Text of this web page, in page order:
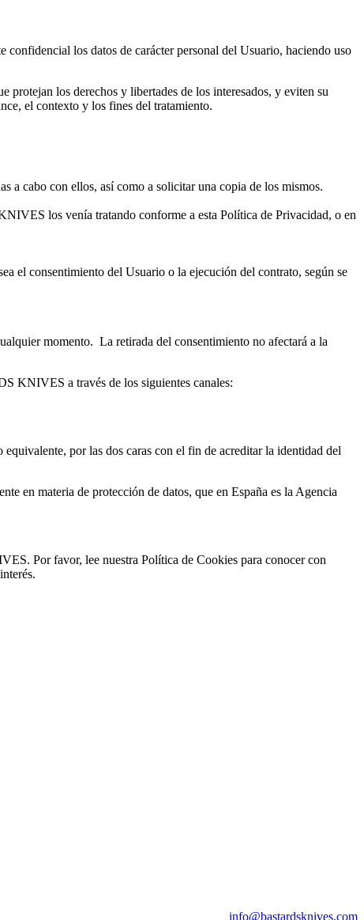
confidencial los datos de carácter personal del Usuario, haciendo uso
protejan los derechos y libertades de los interesados, y eviten su
el contexto y los fines del tratamiento.
a cabo con ellos, así como a solicitar una copia de los mismos.
los venía tratando conforme a esta Política de Privacidad, o en
el consentimiento del Usuario o la ejecución del contrato, según se
momento. La retirada del consentimiento no afectará a la
KNIVES a través de los siguientes canales:
por las dos caras con el fin de acreditar la identidad del
en materia de protección de datos, que en España es la Agencia
Por favor, lee nuestra Política de Cookies para conocer con
info@bastardsknives.com